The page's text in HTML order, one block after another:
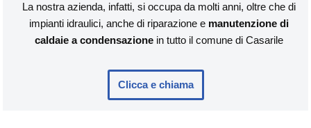
La nostra azienda, infatti, si occupa da molti anni, oltre che di
impianti idraulici, anche di riparazione e manutenzione di
caldaie a condensazione in tutto il comune di Casarile
Clicca e chiama